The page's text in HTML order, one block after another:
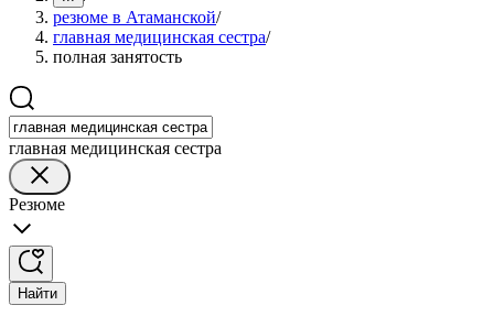
резюме в Атаманской/
главная медицинская сестра/
полная занятость
главная медицинская сестра
Резюме
Найти